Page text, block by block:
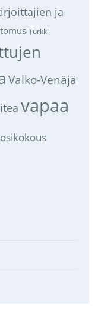
ja
Turkki
Valko-Venäjä
vapaa